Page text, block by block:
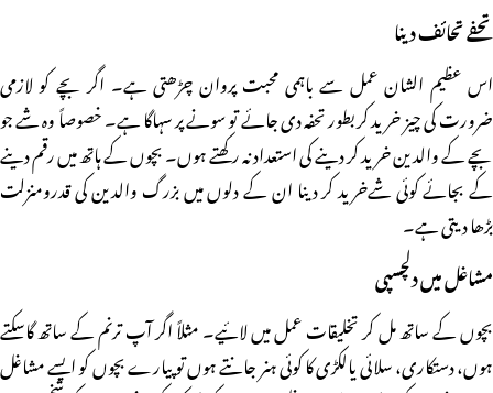
تحفے تحائف دینا
اس عظیم الشان عمل سے باہمی محبت پروان چڑھتی ہے۔ اگر بچے کو لازمی
ضرورت کی چیز خرید کر بطور تحفہ دی جائے تو سونے پر سہاگا ہے۔ خصوصاً وہ شے جو
بچے کے والدین خرید کر دینے کی استعداد نہ رکھتے ہوں۔ بچوں کے ہاتھ میں رقم دینے
کے بجائے کوئی شےخرید کر دینا ان کے دلوں میں بزرگ والدین کی قدرومنزلت
بڑھا دیتی ہے۔
مشاغل میں دلچسپی
بچوں کے ساتھ مل کر تخلیقات عمل میں لائیے۔ مثلاً اگر آپ ترنم کے ساتھ گاسکتے
ہوں، دستکاری، سلائی یالکڑی کا کوئی ہنر جانتے ہوں تو پیارے بچوں کو ایسے مشاغل